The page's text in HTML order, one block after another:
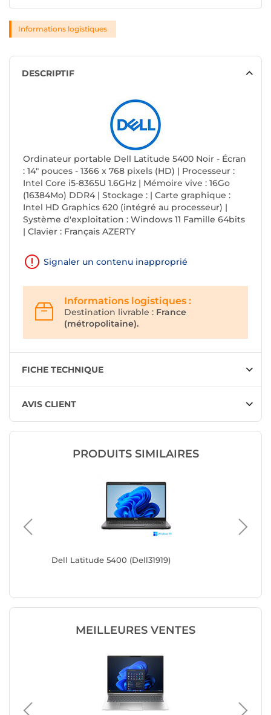
Informations logistiques
DESCRIPTIF
Ordinateur portable Dell Latitude 5400 Noir - Écran
: 14" pouces - 1366 x 768 pixels (HD) | Processeur :
Intel Core i5-8365U 1.6GHz | Mémoire vive : 16Go
(16384Mo) DDR4 | Stockage : | Carte graphique :
Intel HD Graphics 620 (intégré au processeur) |
Système d'exploitation : Windows 11 Famille 64bits
| Clavier : Français AZERTY
Signaler un contenu inapproprié
Informations logistiques :
Destination livrable : France
(métropolitaine).
FICHE TECHNIQUE
AVIS CLIENT
PRODUITS SIMILAIRES
Dell Latitude 5400 (Dell31919)
MEILLEURES VENTES